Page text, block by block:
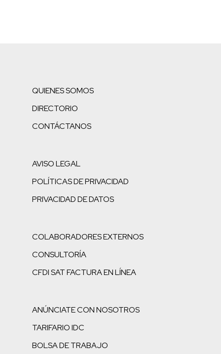
QUIENES SOMOS
DIRECTORIO
CONTÁCTANOS
AVISO LEGAL
POLÍTICAS DE PRIVACIDAD
PRIVACIDAD DE DATOS
COLABORADORES EXTERNOS
CONSULTORÍA
CFDI SAT FACTURA EN LÍNEA
ANÚNCIATE CON NOSOTROS
TARIFARIO IDC
BOLSA DE TRABAJO